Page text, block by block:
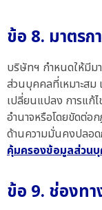
ข้อ 8. มาตรก
บริษัทฯ กำหนดให้มีม
ส่วนบุคคลที่เหมาะสม
เปลี่ยนแปลง การแก้
อำนาจหรือโดยขัดต่อ
ด้านความมั่นคงปลอ
คุ้มครองข้อมูลส่วน
ข้อ 9. ช่องท